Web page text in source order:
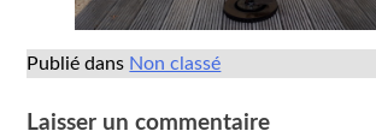
Publié dans Non classé
Laisser un commentaire